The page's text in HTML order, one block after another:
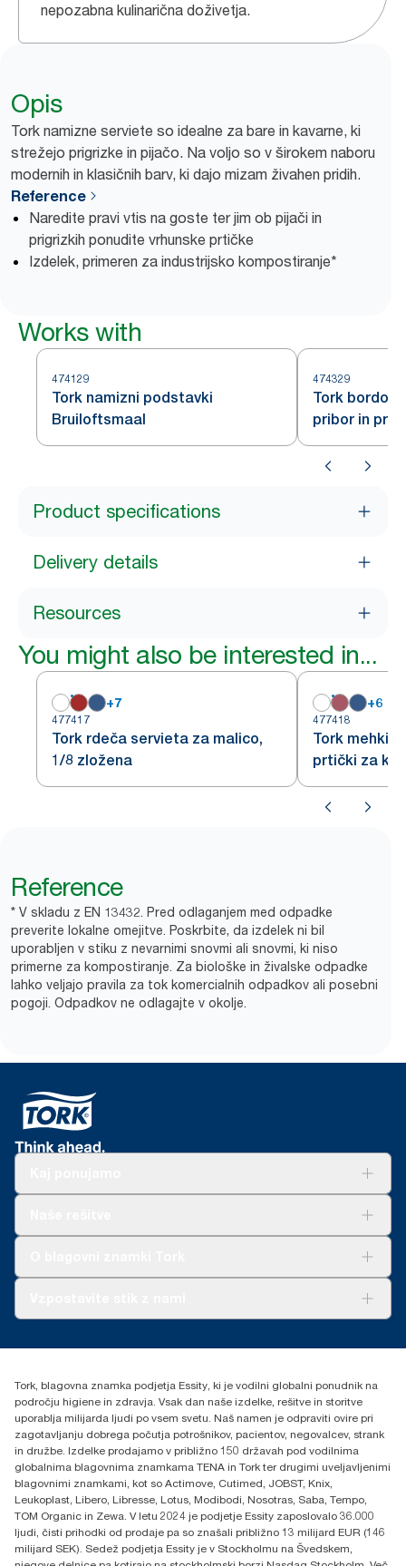
nepozabna kulinarična doživetja.
Opis
Tork namizne serviete so idealne za bare in kavarne, ki
strežejo prigrizke in pijačo. Na voljo so v širokem naboru
modernih in klasičnih barv, ki dajo mizam živahen pridih.
Reference
Naredite pravi vtis na goste ter jim ob pijači in
prigrizkih ponudite vrhunske prtičke
Izdelek, primeren za industrijsko kompostiranje*
Works with
474129
Tork namizni podstavki
Bruiloftsmaal
474329
Tork bordo
pribor in
slonovine
Product specifications
Delivery details
Resources
You might also be interested in...
+7
477417
Tork rdeča servieta za malico,
1/8 zložena
+6
477418
Tork mehki
prtički za
Reference
* V skladu z EN 13432. Pred odlaganjem med odpadke
preverite lokalne omejitve. Poskrbite, da izdelek ni bil
uporabljen v stiku z nevarnimi snovmi ali snovmi, ki niso
primerne za kompostiranje. Za biološke in živalske odpadke
lahko veljajo pravila za tok komercialnih odpadkov ali posebni
pogoji. Odpadkov ne odlagajte v okolje.
Essity Hungary Kft. Professional Hygiene
Budakeszi út 51.
Tork, blagovna znamka podjetja Essity, ki je vodilni globalni ponudnik na
področju higiene in zdravja. Vsak dan naše izdelke, rešitve in storitve
uporablja milijarda ljudi po vsem svetu. Naš namen je odpraviti ovire pri
zagotavljanju dobrega počutja potrošnikov, pacientov, negovalcev, strank
in družbe. Izdelke prodajamo v približno 150 državah pod vodilnima
globalnima blagovnima znamkama TENA in Tork ter drugimi uveljavljenimi
blagovnimi znamkami, kot so Actimove, Cutimed, JOBST, Knix,
Leukoplast, Libero, Libresse, Lotus, Modibodi, Nosotras, Saba, Tempo,
TOM Organic in Zewa. V letu 2024 je podjetje Essity zaposlovalo 36.000
ljudi, čisti prihodki od prodaje pa so znašali približno 13 milijard EUR (146
milijard SEK). Sedež podjetja Essity je v Stockholmu na Švedskem,